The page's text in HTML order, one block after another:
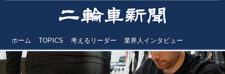
ホーム TOPICS 考えるリーダー 業界人インタビュー